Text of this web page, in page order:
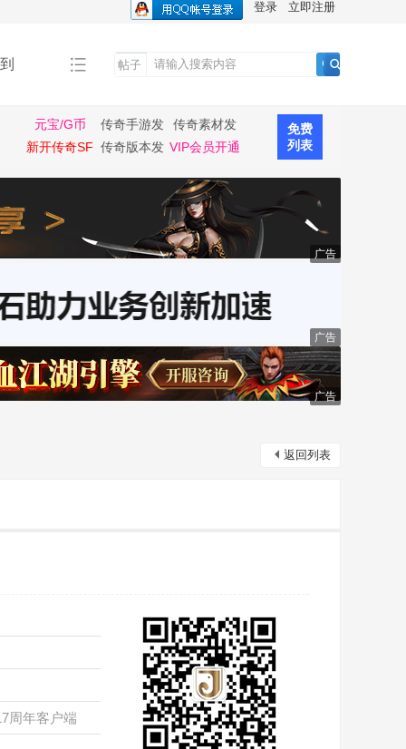
登录 立即注册
帖子
元宝/G币
传奇手游发
布
传奇素材发
布
新开传奇SF 传奇版本发 VIP会员开通
免费
列表
广告
广告
广告
返回列表
周年客户端